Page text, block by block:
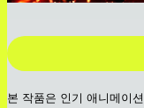
본 작품은 인기 애니메이